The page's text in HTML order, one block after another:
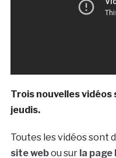
Trois nouvelles
jeudis.
Toutes les vidéos sont
site webou sur la page